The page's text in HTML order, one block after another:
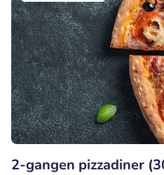
2-gangen pizzadiner